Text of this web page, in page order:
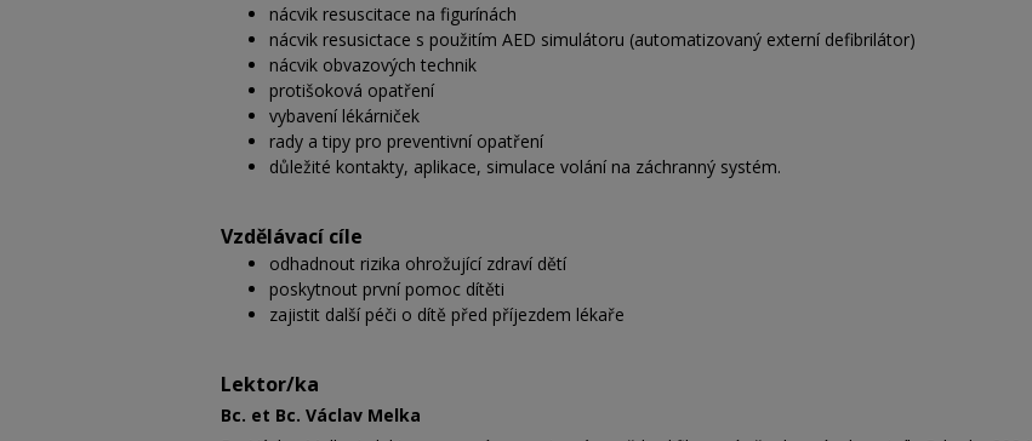
nácvik resuscitace na figurínách
nácvik resusictace s použitím AED simulátoru (automatizovaný externí defibrilátor)
nácvik obvazových technik
protišoková opatření
vybavení lékárniček
rady a tipy pro preventivní opatření
důležité kontakty, aplikace, simulace volání na záchranný systém.
Vzdělávací cíle
odhadnout rizika ohrožující zdraví dětí
poskytnout první pomoc dítěti
zajistit další péči o dítě před příjezdem lékaře
Lektor/ka
Bc. et Bc. Václav Melka